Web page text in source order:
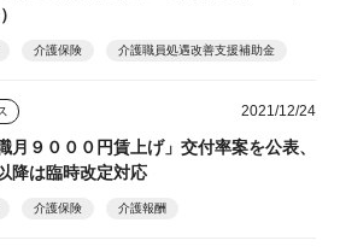
介護保険 介護職員処遇改善支援補助金
2021/12/24
月９０００円賃上げ」交付率案を公表、
降は臨時改定対応
介護保険 介護報酬